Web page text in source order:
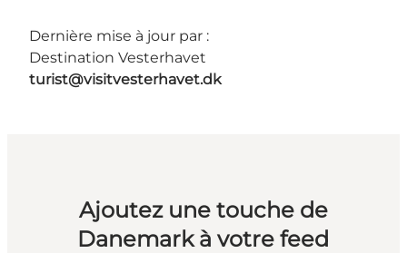
Dernière mise à jour par :
Destination Vesterhavet
turist@visitvesterhavet.dk
Ajoutez une touche de
Danemark à votre feed